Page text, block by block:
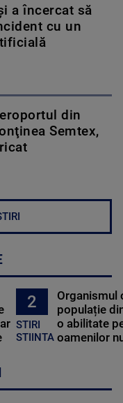
a încercat să
cu un
din
Semtex,
2
STIRI
STIINTA
Organismul
populație
o abilitate
oamenilor